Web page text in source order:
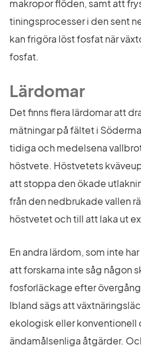
makropor flöden, samt att
tiningsprocesser i den sent
kan frigöra löst fosfat när
fosfat.
Lärdomar
Det finns flera lärdomar att
mätningar på fältet i
tidiga och medelsena
höstvete. Höstvetets
att stoppa den ökade
från den nedbrukade vallen
höstvetet och till att laka ut
En andra lärdom, som inte
att forskarna inte såg någon
fosforläckage efter
Ibland sägs att
ekologisk eller konventionell
ändamålsenliga åtgärder.